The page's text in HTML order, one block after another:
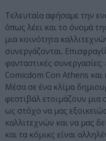
Τελευταία αφήσαμε την
όπως λέει και το όνομά
μια κοινότητα
συνεργάζονται.
φανταστικές
Comicdom Con Athens
Μέσα σε ένα κλίμα
φεστιβάλ ετοιμάζουν
ως στόχο να μας
καλλιτεχνών και να μας
και τα κόμικς είναι